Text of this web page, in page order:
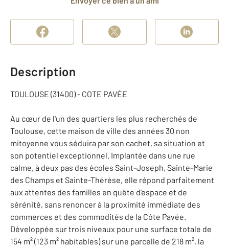
Description
TOULOUSE (31400) - COTE PAVÉE
Au cœur de l'un des quartiers les plus recherchés de
Toulouse, cette maison de ville des années 30 non
mitoyenne vous séduira par son cachet, sa situation et
son potentiel exceptionnel. Implantée dans une rue
calme, à deux pas des écoles Saint-Joseph, Sainte-Marie
des Champs et Sainte-Thérèse, elle répond parfaitement
aux attentes des familles en quête d'espace et de
sérénité, sans renoncer à la proximité immédiate des
commerces et des commodités de la Côte Pavée.
Développée sur trois niveaux pour une surface totale de
154 m² (123 m² habitables) sur une parcelle de 218 m², la